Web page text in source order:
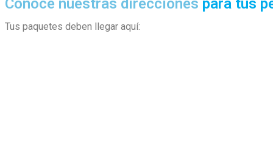
Conoce nuestras direcciones para tus
Tus paquetes deben llegar aquí: